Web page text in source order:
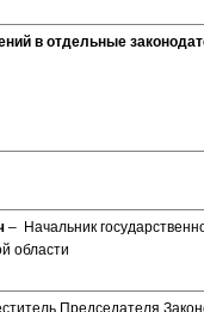
в отдельные
– Начальник
области
Председателя